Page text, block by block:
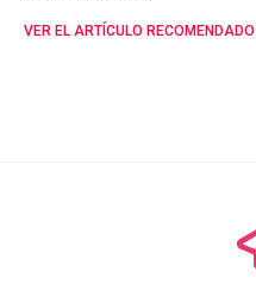
VER EL ARTÍCULO RECOMENDADO